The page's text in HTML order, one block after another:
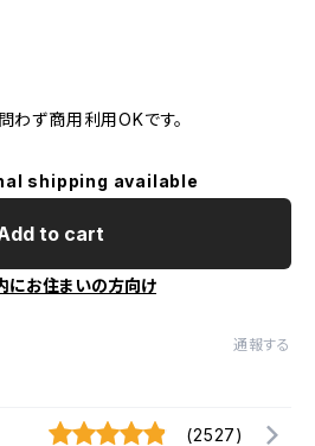
わず商用利用OKです。
shipping available
to cart
にお住まいの方向け
通報する
(2527)